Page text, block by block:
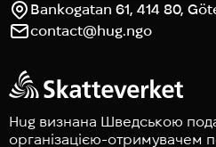
Bankogatan 61, 414 80,
contact@hug.ngo
Hug визнана Шведською
організацією-отримувачем